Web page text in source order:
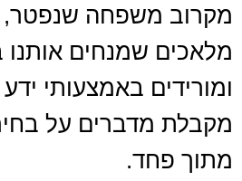
מקרוב משפחה שנפטר,
מלאכים שמנחים
ומורידים באמצעותי
מקבלת מדברים על
מתוך פחד.